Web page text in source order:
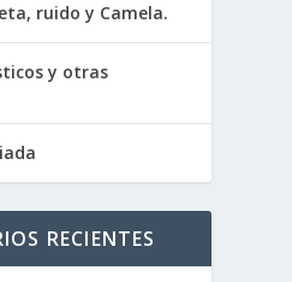
ruido y Camela.
y otras
RECIENTES